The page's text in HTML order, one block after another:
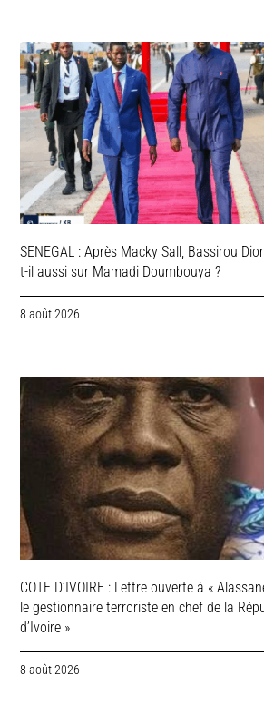
SENEGAL : Après Macky Sall, Bassirou
t-il aussi sur Mamadi Doumbouya ?
8 août 2026
COTE D’IVOIRE : Lettre ouverte à «
le gestionnaire terroriste en chef de la
d’Ivoire »
8 août 2026